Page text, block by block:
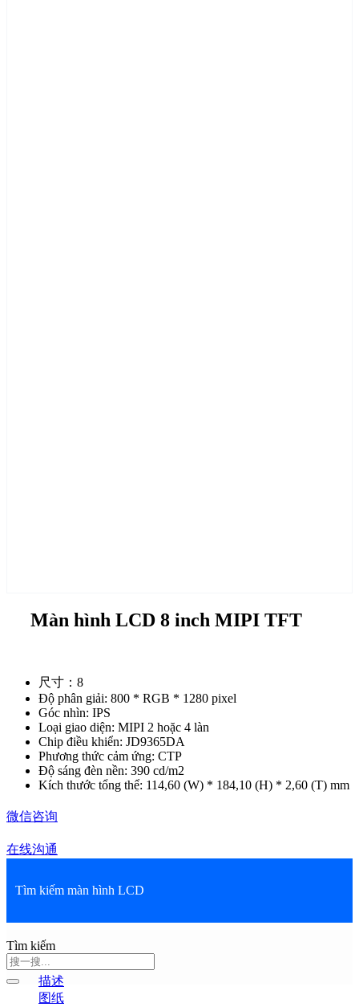
Màn hình LCD 8 inch MIPI TFT
尺寸：8
Độ phân giải: 800 * RGB * 1280 pixel
Góc nhìn: IPS
Loại giao diện: MIPI 2 hoặc 4 làn
Chip điều khiển: JD9365DA
Phương thức cảm ứng: CTP
Độ sáng đèn nền: 390 cd/m2
Kích thước tổng thể: 114,60 (W) * 184,10 (H) * 2,60 (T) mm
微信咨询
在线沟通
Tìm kiếm màn hình LCD
Tìm kiếm
描述
图纸